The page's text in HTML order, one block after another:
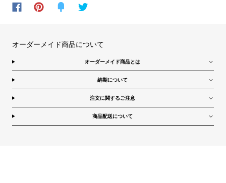
オーダーメイド商品について
オーダーメイド商品とは
納期について
注文に関するご注意
商品配送について